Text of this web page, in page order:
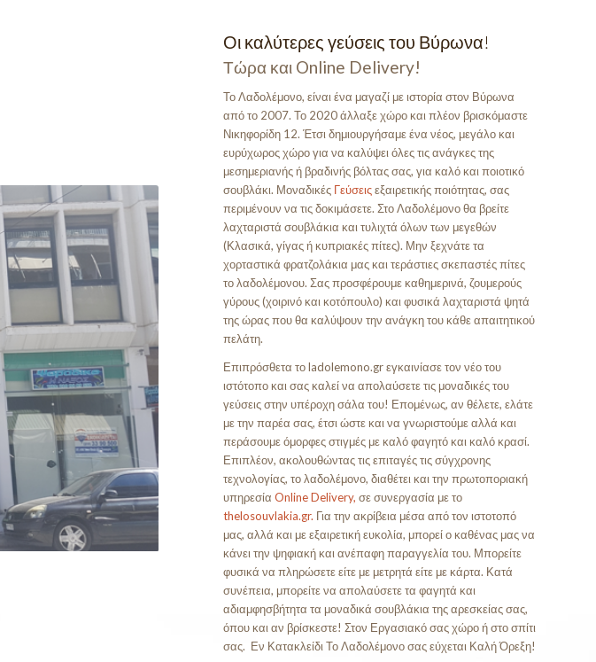
Οι καλύτερες γεύσεις του Βύρωνα!
Τώρα και Online Delivery!
Το Λαδολέμονο, είναι ένα μαγαζί με ιστορία στον Βύρωνα
από το 2007. Το 2020 άλλαξε χώρο και πλέον βρισκόμαστε
Νικηφορίδη 12. Έτσι δημιουργήσαμε ένα νέος, μεγάλο και
ευρύχωρος χώρο για να καλύψει όλες τις ανάγκες της
μεσημεριανής ή βραδινής βόλτας σας, για καλό και ποιοτικό
σουβλάκι. Μοναδικές Γεύσειςεξαιρετικής ποιότητας, σας
περιμένουν να τις δοκιμάσετε. Στο Λαδολέμονο θα βρείτε
λαχταριστά σουβλάκια και τυλιχτά όλων των μεγεθών
(Κλασικά, γίγας ή κυπριακές πίτες). Μην ξεχνάτε τα
χορταστικά φρατζολάκια μας και τεράστιες σκεπαστές πίτες
το λαδολέμονου. Σας προσφέρουμε καθημερινά, ζουμερούς
γύρους (χοιρινό και κοτόπουλο) και φυσικά λαχταριστά ψητά
της ώρας που θα καλύψουν την ανάγκη του κάθε απαιτητικού
πελάτη.
Επιπρόσθετα το ladolemono.gr εγκαινίασε τον νέο του
ιστότοπο και σας καλεί να απολαύσετε τις μοναδικές του
γεύσεις στην υπέροχη σάλα του! Επομένως, αν θέλετε, ελάτε
με την παρέα σας, έτσι ώστε και να γνωριστούμε αλλά και
περάσουμε όμορφες στιγμές με καλό φαγητό και καλό κρασί.
Επιπλέον, ακολουθώντας τις επιταγές τις σύγχρονης
τεχνολογίας, το λαδολέμονο, διαθέτει και την πρωτοποριακή
υπηρεσία Online Delivery, σε συνεργασία με το
thelosouvlakia.gr. Για την ακρίβεια μέσα από τον ιστοτοπό
μας, αλλά και με εξαιρετική ευκολία, μπορεί ο καθένας μας να
κάνει την ψηφιακή και ανέπαφη παραγγελία του. Μπορείτε
φυσικά να πληρώσετε είτε με μετρητά είτε με κάρτα. Κατά
συνέπεια, μπορείτε να απολαύσετε τα φαγητά και
αδιαμφησβήτητα τα μοναδικά σουβλάκια της αρεσκείας σας,
όπου και αν βρίσκεστε! Στον Εργασιακό σας χώρο ή στο σπίτι
σας. Εν Κατακλείδι Το Λαδολέμονο σας εύχεται Καλή Όρεξη!